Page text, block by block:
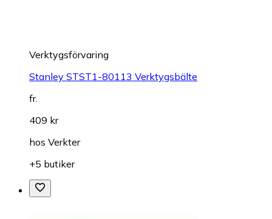
Verktygsförvaring
Stanley STST1-80113 Verktygsbälte
fr.
409 kr
hos Verkter
+5 butiker